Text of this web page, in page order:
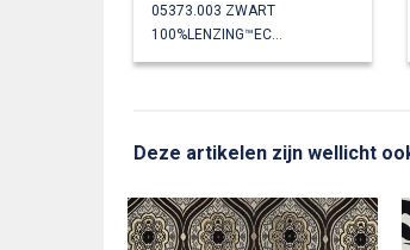
05373.003 ZWART
Deze artikelen zijn wellicht